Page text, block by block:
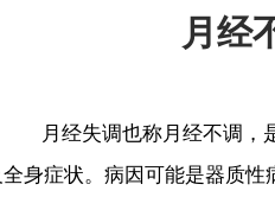
月经
月经失调也称月经不调，是
身症状。病因可能是器质性